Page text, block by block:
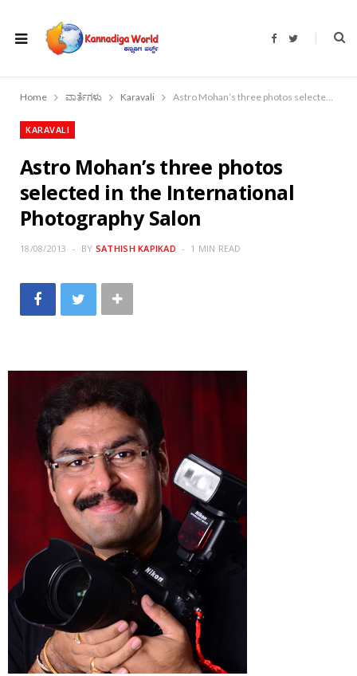
F
b
o
T
t
r
Home ವಾರ್ತೆಗಳು Karavali Astro Mohan’s three photos selected in the International Photography Salon
KARAVALI
Astro Mohan’s three photos
selected in the International
Photography Salon
18/08/2013 BY SATHISH KAPIKAD 1 MIN READ